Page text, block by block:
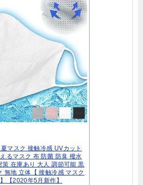
マスク 接触冷感 UVカット
るマスク 布 防菌 防臭 撥水
策 在庫あり 大人 調節可能 黒
無地 立体【 接触冷感 マスク
【2020年5月新作】